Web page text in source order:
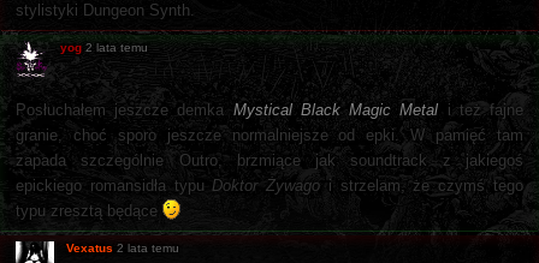
stylistyki Dungeon Synth.
yog 2 lata temu
Posłuchałem jeszcze demka Mystical Black Magic Metal i też fajne
granie, choć sporo jeszcze normalniejsze od epki. W pamięć tam
zapada szczególnie Outro, brzmiące jak soundtrack z jakiegoś
epickiego romansidła typuDoktor Żywago i strzelam, że czymś tego
typu zresztą będące
Vexatus 2 lata temu